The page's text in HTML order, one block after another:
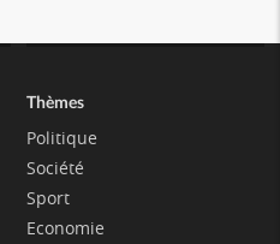
Thèmes
Politique
Société
Sport
Economie